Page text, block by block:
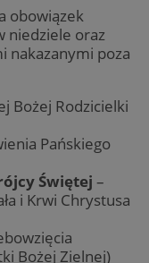
obowiązek
niedziele oraz
nakazanymi poza
Bożej Rodzicielki
Pańskiego
Świętej –
i Krwi Chrystusa
Bożej Zielnej)